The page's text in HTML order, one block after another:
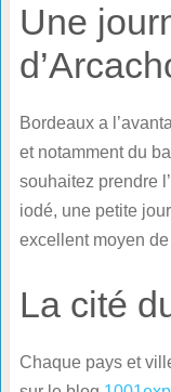
Une
Bordeaux a
et notamment du
souhaitez prendre
iodé, une petite
excellent moyen
La cité
Chaque pays et